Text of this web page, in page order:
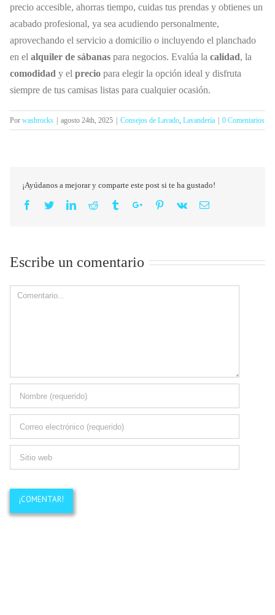
precio accesible, ahorras tiempo, cuidas tus prendas y obtienes un
acabado profesional, ya sea acudiendo personalmente,
aprovechando el servicio a domicilio o incluyendo el planchado
en el alquiler de sábanas para negocios. Evalúa la calidad, la
comodidad y el precio para elegir la opción ideal y disfruta
siempre de tus camisas listas para cualquier ocasión.
Por washrocks agosto 24th, 2025 Consejos de Lavado, Lavandería 0 Comentarios
¡Ayúdanos a mejorar y comparte este post si te ha gustado!
Facebook
TwitterLinkedinReddit TumblrGoogle+Pinterest
Vk Email
Escribe un comentario
Comment